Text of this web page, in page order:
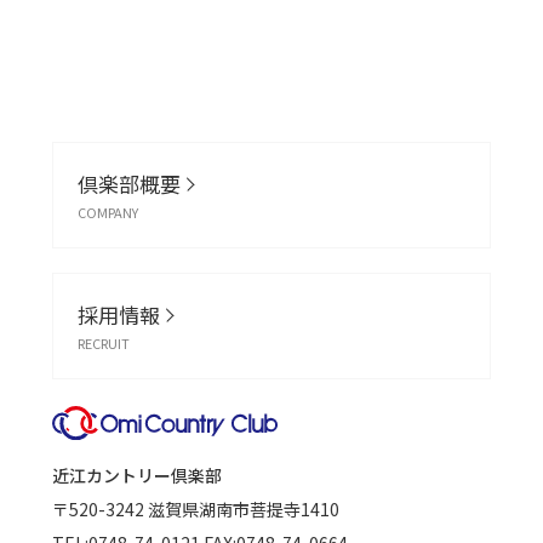
倶楽部概要
COMPANY
採用情報
RECRUIT
近江カントリー倶楽部
〒520-3242 滋賀県湖南市菩提寺1410